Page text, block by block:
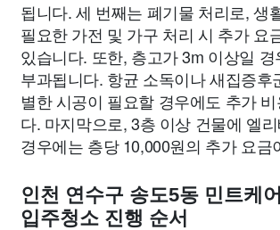
됩니다. 세 번째는 폐기물 처리로, 생
필요한 가전 및 가구 처리 시 추가 요
있습니다. 또한, 층고가 3m 이상일
부과됩니다. 항균 소독이나 새집증후
별한 시공이 필요할 경우에도 추가
다. 마지막으로, 3층 이상 건물에 엘
경우에는 층당 10,000원의 추가 요금
인천 연수구 송도5동 민트케
입주청소 진행 순서